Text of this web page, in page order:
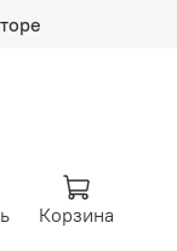
Корзина